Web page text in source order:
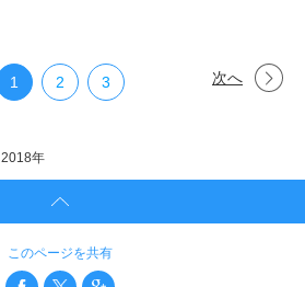
1 2 3 次へ
2018年
このページを共有